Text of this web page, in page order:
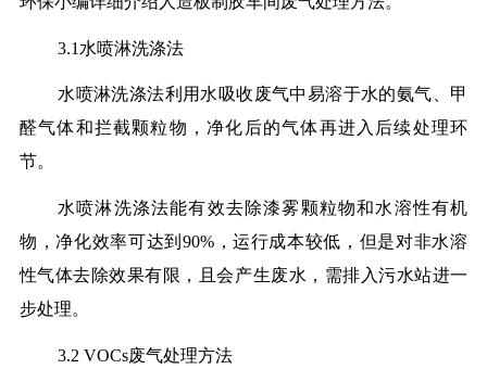
3.1水喷淋洗涤法
水喷淋洗涤法利用水吸收废气中易溶于水的氨气、甲
醛气体和拦截颗粒物，净化后的气体再进入后续处理环
节。
水喷淋洗涤法能有效去除漆雾颗粒物和水溶性有机
物，净化效率可达到90%，运行成本较低，但是对非水溶
性气体去除效果有限，且会产生废水，需排入污水站进一
步处理。
3.2 VOCs废气处理方法